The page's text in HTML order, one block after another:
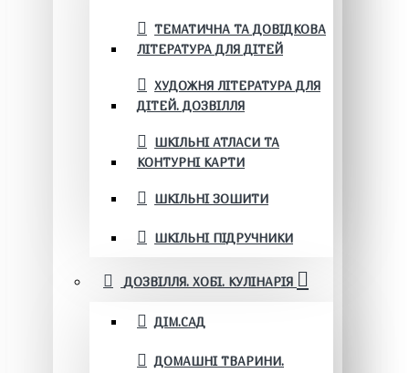
ТЕМАТИЧНА ТА ДОВІДКОВА
ЛІТЕРАТУРА ДЛЯ ДІТЕЙ
ХУДОЖНЯ ЛІТЕРАТУРА ДЛЯ
ДІТЕЙ. ДОЗВІЛЛЯ
ШКІЛЬНІ АТЛАСИ ТА
КОНТУРНІ КАРТИ
ШКІЛЬНІ ЗОШИТИ
ШКІЛЬНІ ПІДРУЧНИКИ
ДОЗВІЛЛЯ. ХОБІ. КУЛІНАРІЯ
ДІМ.САД
ДОМАШНІ ТВАРИНИ.